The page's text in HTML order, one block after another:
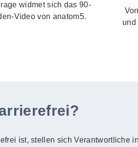
widmet sich das 90-
Video von anatom5.
ist, stellen sich Verantwortliche